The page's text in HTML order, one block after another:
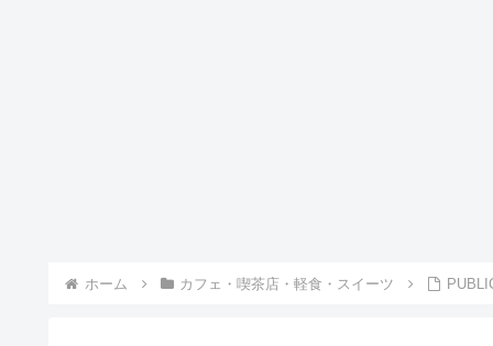
ホーム カフェ・喫茶店・軽食・スイーツ